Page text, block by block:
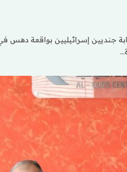
جنديين إسرائيليين بواقعة دهس